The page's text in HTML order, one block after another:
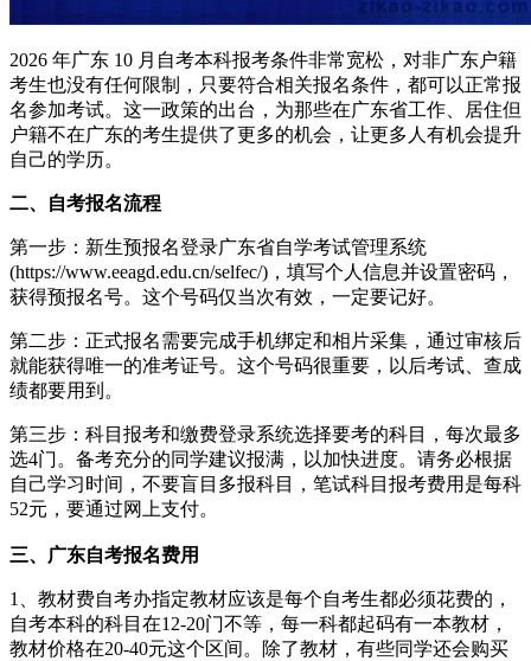
2026 年广东 10 月自考本科报考条件非常宽松，对非广东户籍
考生也没有任何限制，只要符合相关报名条件，都可以正常报
名参加考试。这一政策的出台，为那些在广东省工作、居住但
户籍不在广东的考生提供了更多的机会，让更多人有机会提升
自己的学历。
二、自考报名流程
第一步：新生预报名登录广东省自学考试管理系统
(https://www.eeagd.edu.cn/selfec/)，填写个人信息并设置密码，
获得预报名号。这个号码仅当次有效，一定要记好。
第二步：正式报名需要完成手机绑定和相片采集，通过审核后
就能获得唯一的准考证号。这个号码很重要，以后考试、查成
绩都要用到。
第三步：科目报考和缴费登录系统选择要考的科目，每次最多
选4门。备考充分的同学建议报满，以加快进度。请务必根据
自己学习时间，不要盲目多报科目，笔试科目报考费用是每科
52元，要通过网上支付。
三、广东自考报名费用
1、教材费自考办指定教材应该是每个自考生都必须花费的，
自考本科的科目在12-20门不等，每一科都起码有一本教材，
教材价格在20-40元这个区间。除了教材，有些同学还会购买